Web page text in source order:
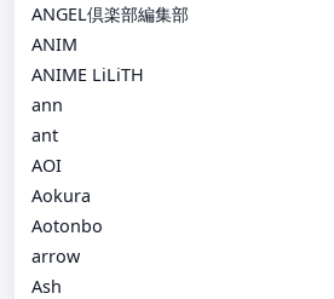
ANGEL倶楽部編集部
ANIM
ANIME LiLiTH
ann
ant
AOI
Aokura
Aotonbo
arrow
Ash